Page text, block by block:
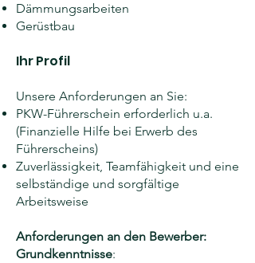
Dämmungsarbeiten
Gerüstbau
Ihr Profil
Unsere Anforderungen an Sie:
PKW-Führerschein erforderlich u.a.
(Finanzielle Hilfe bei Erwerb des
Führerscheins)
Zuverlässigkeit, Teamfähigkeit und eine
selbständige und sorgfältige
Arbeitsweise
Anforderungen an den Bewerber:
Grundkenntnisse: